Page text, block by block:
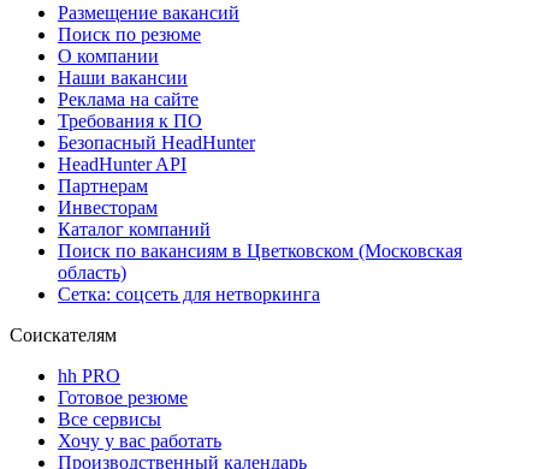
Размещение вакансий
Поиск по резюме
О компании
Наши вакансии
Реклама на сайте
Требования к ПО
Безопасный HeadHunter
HeadHunter API
Партнерам
Инвесторам
Каталог компаний
Поиск по вакансиям в Цветковском (Московская
область)
Сетка: соцсеть для нетворкинга
Соискателям
hh PRO
Готовое резюме
Все сервисы
Хочу у вас работать
Производственный календарь